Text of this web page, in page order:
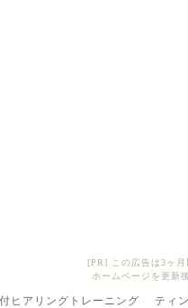
[PR] この広告は3ヶ
ホームページを更新
ヒアリングトレーニング ティ